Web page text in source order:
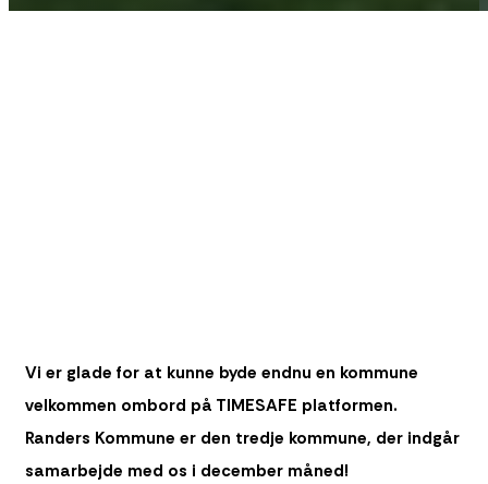
Vi er glade for at kunne byde endnu en kommune
velkommen ombord på TIMESAFE platformen.
Randers Kommune er den tredje kommune, der indgår
samarbejde med os i december måned!